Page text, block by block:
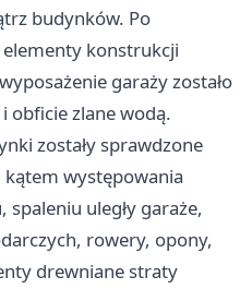
budynków. Po
konstrukcji
garaży zostało
obficie zlane wodą.
zostały sprawdzone
występowania
uległy garaże,
rowery, opony,
drewniane straty